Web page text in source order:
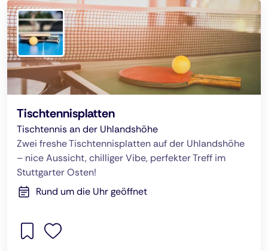
Tischtennisplatten
Tischtennis an der Uhlandshöhe
Zwei freshe Tischtennisplatten auf der Uhlandshöhe
– nice Aussicht, chilliger Vibe, perfekter Treff im
Stuttgarter Osten!
Rund um die Uhr geöffnet